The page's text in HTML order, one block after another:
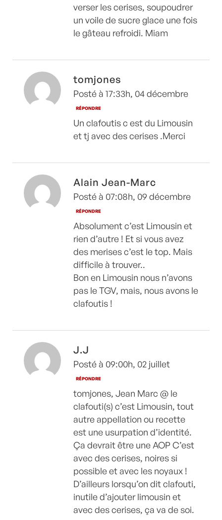
verser les cerises, soupoudrer
un voile de sucre glace une fois
le gâteau refroidi. Miam
tomjones
Posté à 17:33h, 04 décembre
RÉPONDRE
Un clafoutis c est du Limousin
et tj avec des cerises .Merci
Alain Jean-Marc
Posté à 07:08h, 09 décembre
RÉPONDRE
Absolument c’est Limousin et
rien d’autre ! Et si vous avez
des merises c’est le top. Mais
difficile à trouver..
Bon en Limousin nous n’avons
pas le TGV, mais, nous avons le
clafoutis !
J.J
Posté à 09:00h, 02 juillet
RÉPONDRE
tomjones, Jean Marc @ le
clafouti(s) c’est Limousin, tout
autre appellation ou recette
est une usurpation d’identité.
Ça devrait être une AOP C’est
avec des cerises, noires si
possible et avec les noyaux !
D’ailleurs lorsqu’on dit clafouti,
inutile d’ajouter limousin et
avec des cerises, ça va de soi.